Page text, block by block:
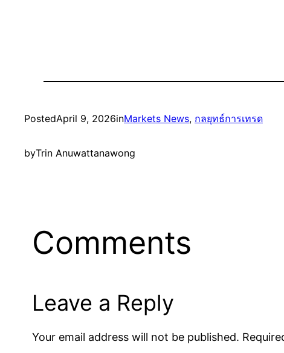
PostedApril 9, 2026inMarkets News, กลยุทธ์การเทรด
byTrin Anuwattanawong
Comments
Leave a Reply
Your email address will not be published.